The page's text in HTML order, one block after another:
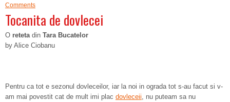
Comments
Tocanita de dovlecei
O retetadin Tara Bucatelor
by Alice Ciobanu
Pentru ca tot e sezonul dovleceilor, iar la noi in ograda tot s-au facut si v-
am mai povestit cat de mult imi plac dovleceii, nu puteam sa nu